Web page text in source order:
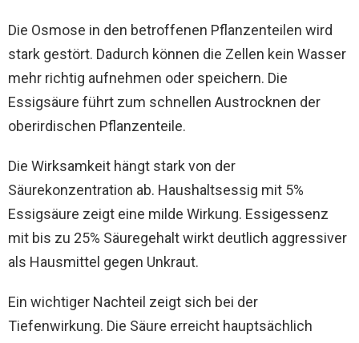
Die Osmose in den betroffenen Pflanzenteilen wird
stark gestört. Dadurch können die Zellen kein Wasser
mehr richtig aufnehmen oder speichern. Die
Essigsäure führt zum schnellen Austrocknen der
oberirdischen Pflanzenteile.
Die Wirksamkeit hängt stark von der
Säurekonzentration ab. Haushaltsessig mit 5%
Essigsäure zeigt eine milde Wirkung. Essigessenz
mit bis zu 25% Säuregehalt wirkt deutlich aggressiver
als Hausmittel gegen Unkraut.
Ein wichtiger Nachteil zeigt sich bei der
Tiefenwirkung. Die Säure erreicht hauptsächlich